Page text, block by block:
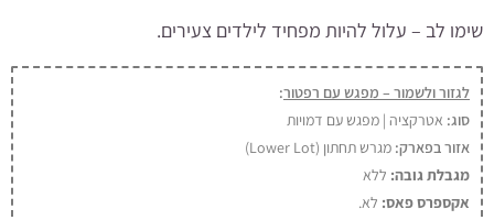
שימו לב – עלול להיות מפחיד לילדים צעירים.
לגזור ולשמור – מפגש עם רפטור:
סוג: אטרקציה | מפגש עם דמויות
אזור בפארק: מגרש תחתון (Lower Lot)
מגבלת גובה: ללא
אקספרס פאס: לא.